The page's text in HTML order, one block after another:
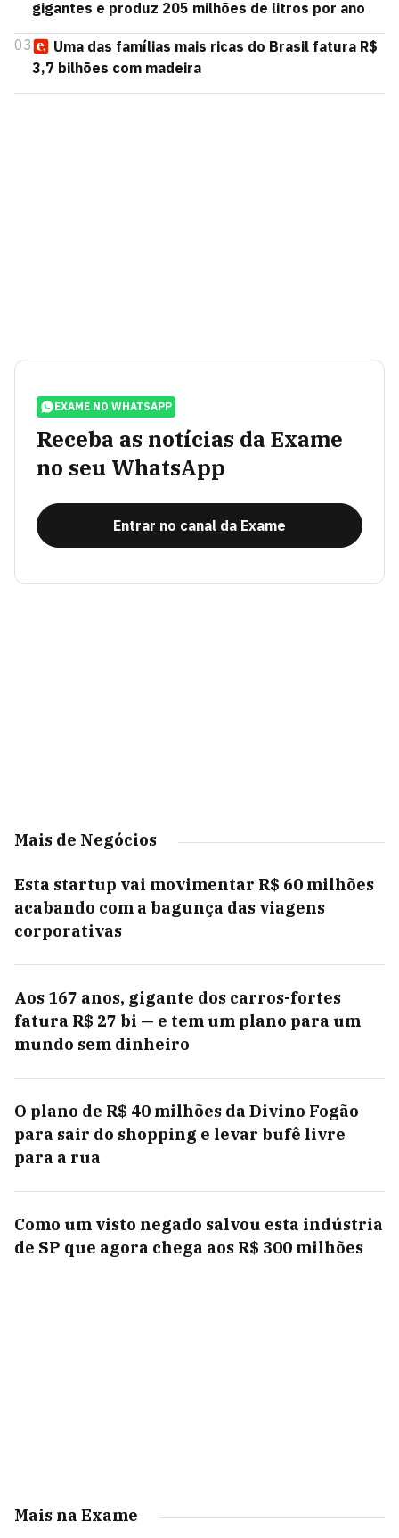
gigantes e produz 205 milhões de litros por ano
03
Uma das famílias mais ricas do Brasil fatura R$
3,7 bilhões com madeira
EXAME NO WHATSAPP
Receba as notícias da Exame
no seu WhatsApp
Entrar no canal da Exame
Mais de Negócios
Esta startup vai movimentar R$ 60 milhões
acabando com a bagunça das viagens
corporativas
Aos 167 anos, gigante dos carros-fortes
fatura R$ 27 bi — e tem um plano para um
mundo sem dinheiro
O plano de R$ 40 milhões da Divino Fogão
para sair do shopping e levar bufê livre
para a rua
Como um visto negado salvou esta indústria
de SP que agora chega aos R$ 300 milhões
Mais na Exame